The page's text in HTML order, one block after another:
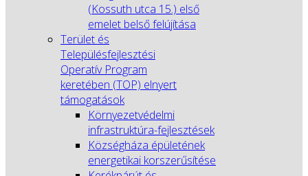
(Kossuth utca 15.) első
emelet belső felújítása
Terület és
Településfejlesztési
Operatív Program
keretében (TOP) elnyert
támogatások
Környezetvédelmi
infrastruktúra-fejlesztések
Községháza épületének
energetikai korszerűsítése